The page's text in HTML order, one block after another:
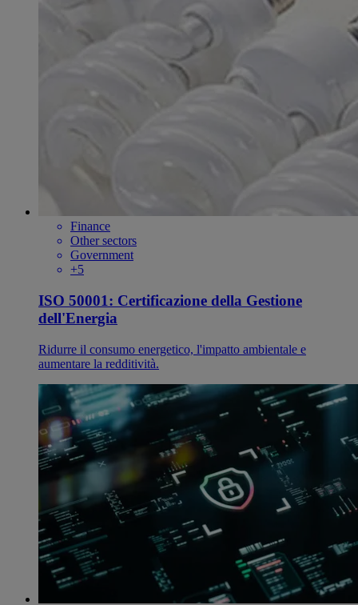
Finance
Other sectors
Government
+5
ISO 50001: Certificazione della Gestione
dell'Energia
Ridurre il consumo energetico, l'impatto ambientale e
aumentare la redditività.